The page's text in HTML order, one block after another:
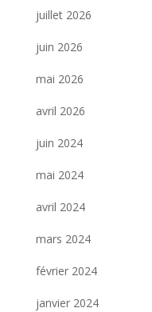
juillet 2026
juin 2026
mai 2026
avril 2026
juin 2024
mai 2024
avril 2024
mars 2024
février 2024
janvier 2024